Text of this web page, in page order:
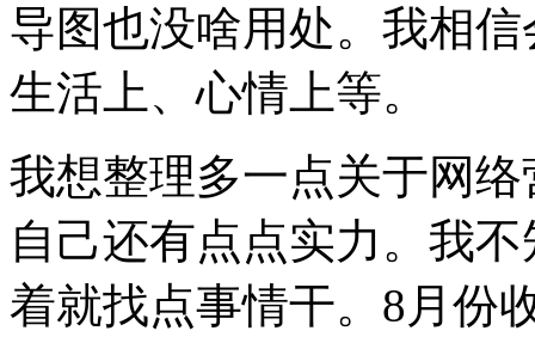
导图也没啥用处。我相
生活上、心情上等。
我想整理多一点关于网
自己还有点点实力。我
着就找点事情干。8月份